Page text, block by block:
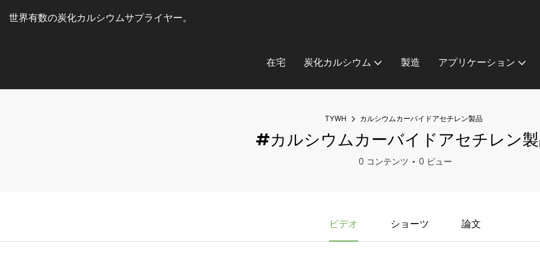
世界有数の炭化カルシウムサプライヤー。
在宅 炭化カルシウム 製造 アプリケーション
TYWH カルシウムカーバイドアセチレン製品
#カルシウムカーバイドアセチレン
0 コンテンツ 0 ビュー
ビデオ ショーツ 論文